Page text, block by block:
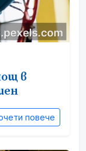
в
повече